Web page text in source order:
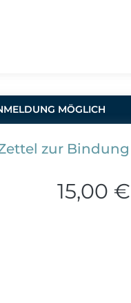
MÖGLICH
zur Bindung
15,00 €